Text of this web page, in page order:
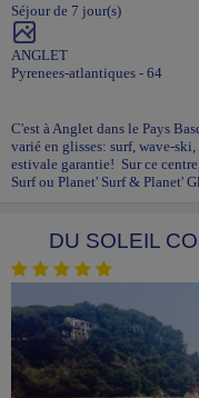
Séjour de 7 jour(s)
ANGLET
Pyrenees-atlantiques - 64
C'est à Anglet dans le Pays
varié en glisses: surf, wave-
estivale garantie! Sur ce
Surf ou Planet' Surf & Planet'
DU SOLEIL